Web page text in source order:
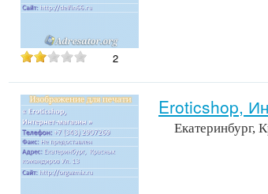
2
Eroticshop,
Екатеринбург,